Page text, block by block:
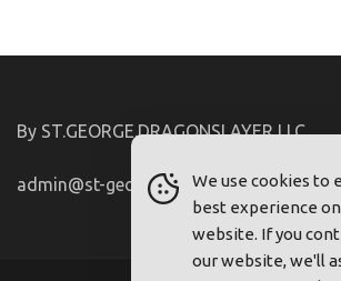
By ST.GEORGE.DRAGONSLAYER LLC
admin@st-george-dragonslayer.com
We use cookies to
best experience
website. If you
our website, we'll